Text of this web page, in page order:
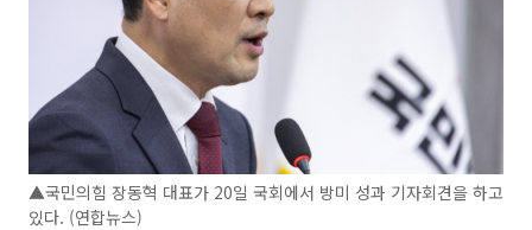
▲국민의힘 장동혁 대표가 20일 국회에서 방미 성과 기자회견을 하고
있다. (연합뉴스)